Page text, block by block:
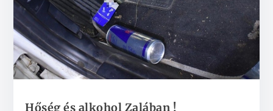
Hőség és alkohol Zalában !